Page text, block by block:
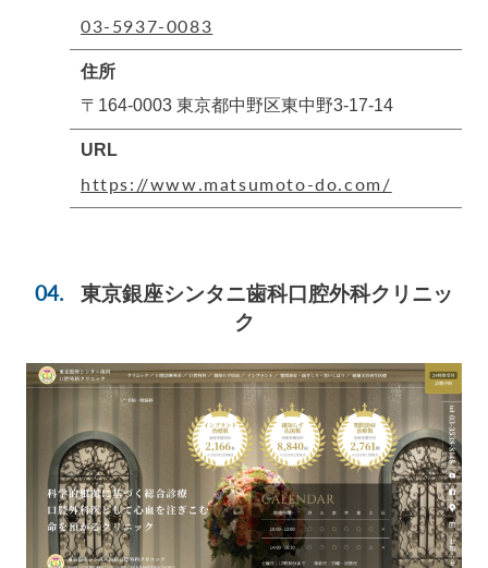
03-5937-0083
住所
〒164-0003 東京都中野区東中野3-17-14
URL
https://www.matsumoto-do.com/
東京銀座シンタニ歯科口腔外科クリニッ
ク